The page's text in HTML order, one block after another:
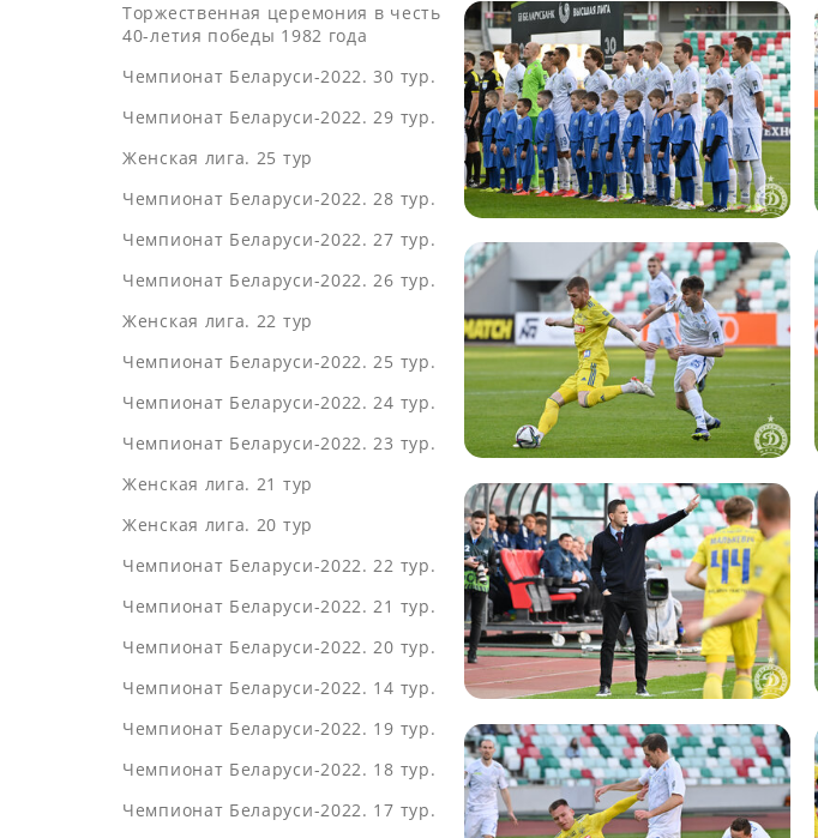
Торжественная церемония в честь
40-летия победы 1982 года
Чемпионат Беларуси-2022. 30 тур.
Чемпионат Беларуси-2022. 29 тур.
Женская лига. 25 тур
Чемпионат Беларуси-2022. 28 тур.
Чемпионат Беларуси-2022. 27 тур.
Чемпионат Беларуси-2022. 26 тур.
Женская лига. 22 тур
Чемпионат Беларуси-2022. 25 тур.
Чемпионат Беларуси-2022. 24 тур.
Чемпионат Беларуси-2022. 23 тур.
Женская лига. 21 тур
Женская лига. 20 тур
Чемпионат Беларуси-2022. 22 тур.
Чемпионат Беларуси-2022. 21 тур.
Чемпионат Беларуси-2022. 20 тур.
Чемпионат Беларуси-2022. 14 тур.
Чемпионат Беларуси-2022. 19 тур.
Чемпионат Беларуси-2022. 18 тур.
Чемпионат Беларуси-2022. 17 тур.